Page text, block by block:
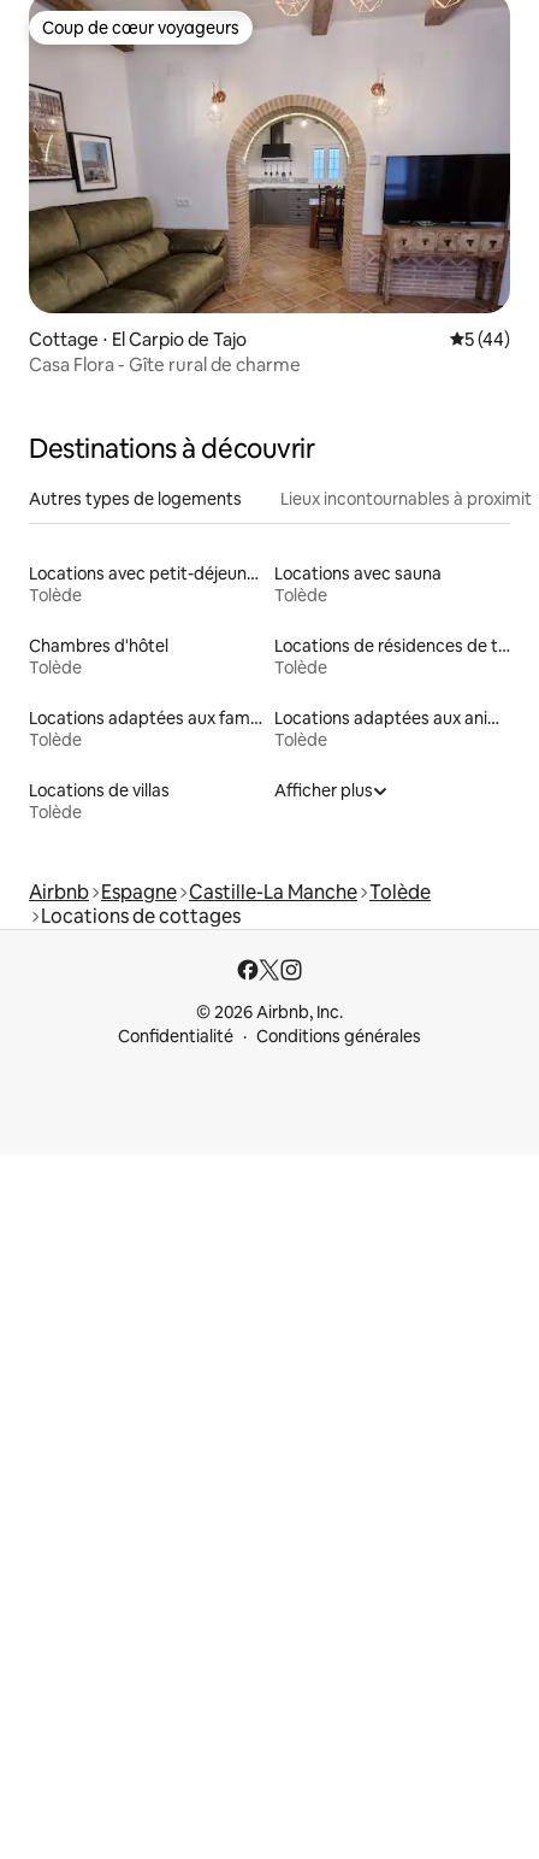
Coup de cœur voyageurs
Coup de cœur voyageurs
Cottage ⋅ El Carpio de Tajo
5 (44)
Casa Flora - Gîte rural de charme
Destinations à découvrir
Autres types de logements Lieux incontournables à
Locations avec petit-déjeuner
Tolède
Locations avec sauna
Tolède
Chambres d'hôtel
Tolède
Locations de résidences de tourisme
Tolède
Locations adaptées aux familles
Tolède
Locations adaptées aux animaux
Tolède
Locations de villas
Tolède
Afficher plus
Airbnb Espagne Castille-La Manche Tolède
Locations de cottages
© 2026 Airbnb, Inc.
Confidentialité
Conditions générales